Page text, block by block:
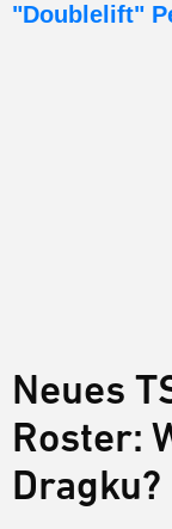
"Doublelift"
Neues
Roster:
Dragku?